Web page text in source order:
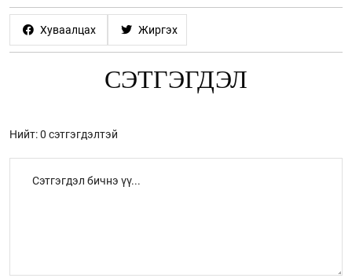
Хуваалцах Жиргэх
СЭТГЭГДЭЛ
Нийт: 0 сэтгэгдэлтэй